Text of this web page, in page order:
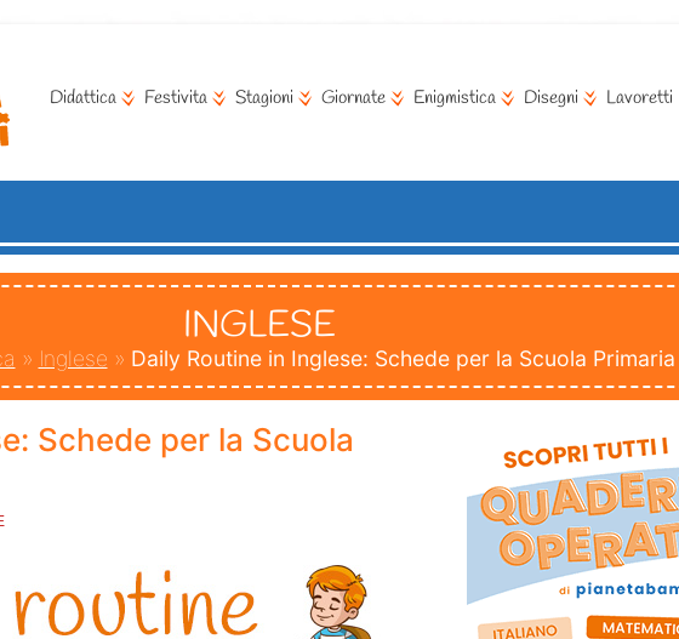
Didattica Festivita Stagioni Giornate Enigmistica Disegni Lavoretti
INGLESE
» Inglese » Daily Routine in Inglese: Schede per la Scuola Primaria
Schede per la Scuola